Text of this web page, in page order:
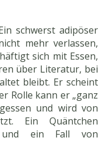
schwerst adipöser
mehr verlassen,
sich mit Essen,
über Literatur, bei
bleibt. Er scheint
Rolle kann er „ganz
und wird von
Ein Quäntchen
und ein Fall von